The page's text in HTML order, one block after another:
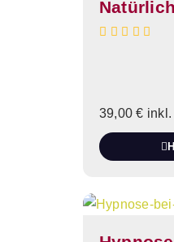
39,00€ inkl.